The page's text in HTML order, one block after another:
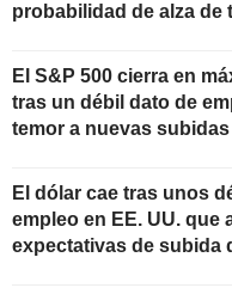
probabilidad de alza de
El S&P 500 cierra en
tras un débil dato de
temor a nuevas
El dólar cae tras unos
empleo en EE. UU. que
expectativas de subida